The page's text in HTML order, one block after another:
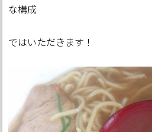
な構成
ではいただきます！